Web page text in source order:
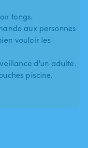
tongs.
aux personnes
vouloir les
d'un adulte.
piscine.